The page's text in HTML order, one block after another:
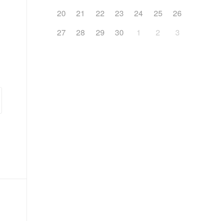
20
21 22 23 24 25
26
27
28 29 30 1 2 3